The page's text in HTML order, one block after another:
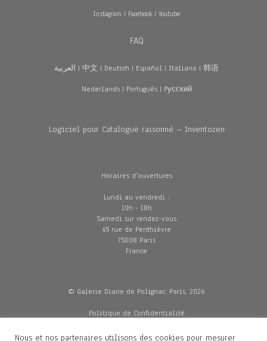
Instagram | Facebook| Youtube
FAQ
العربية | 中文 | Deutsch | Español | Italiano | 韩语
Nederlands| Português| Pусский
Logiciel pour Catalogue raisonné – Inventozen
Horaires d'ouvertures
Lundi au vendredi :
10h - 18h
Samedi sur rendez-vous
45 rue de Penthièvre
75008 Paris
France
© Galerie Diane de Polignac, Paris, 2026
Politique de Confidentialité
Mentions légales
Nous et nos partenaires utilisons des cookies pour mesurer